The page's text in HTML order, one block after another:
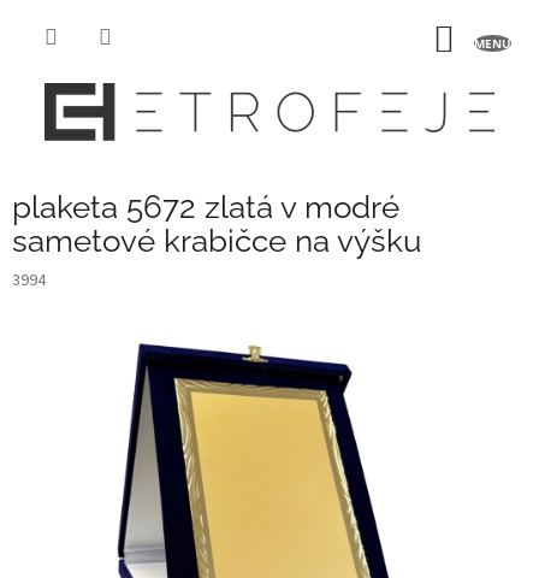
plaketa 5672 zlatá v modré
sametové krabičce na výšku
3994